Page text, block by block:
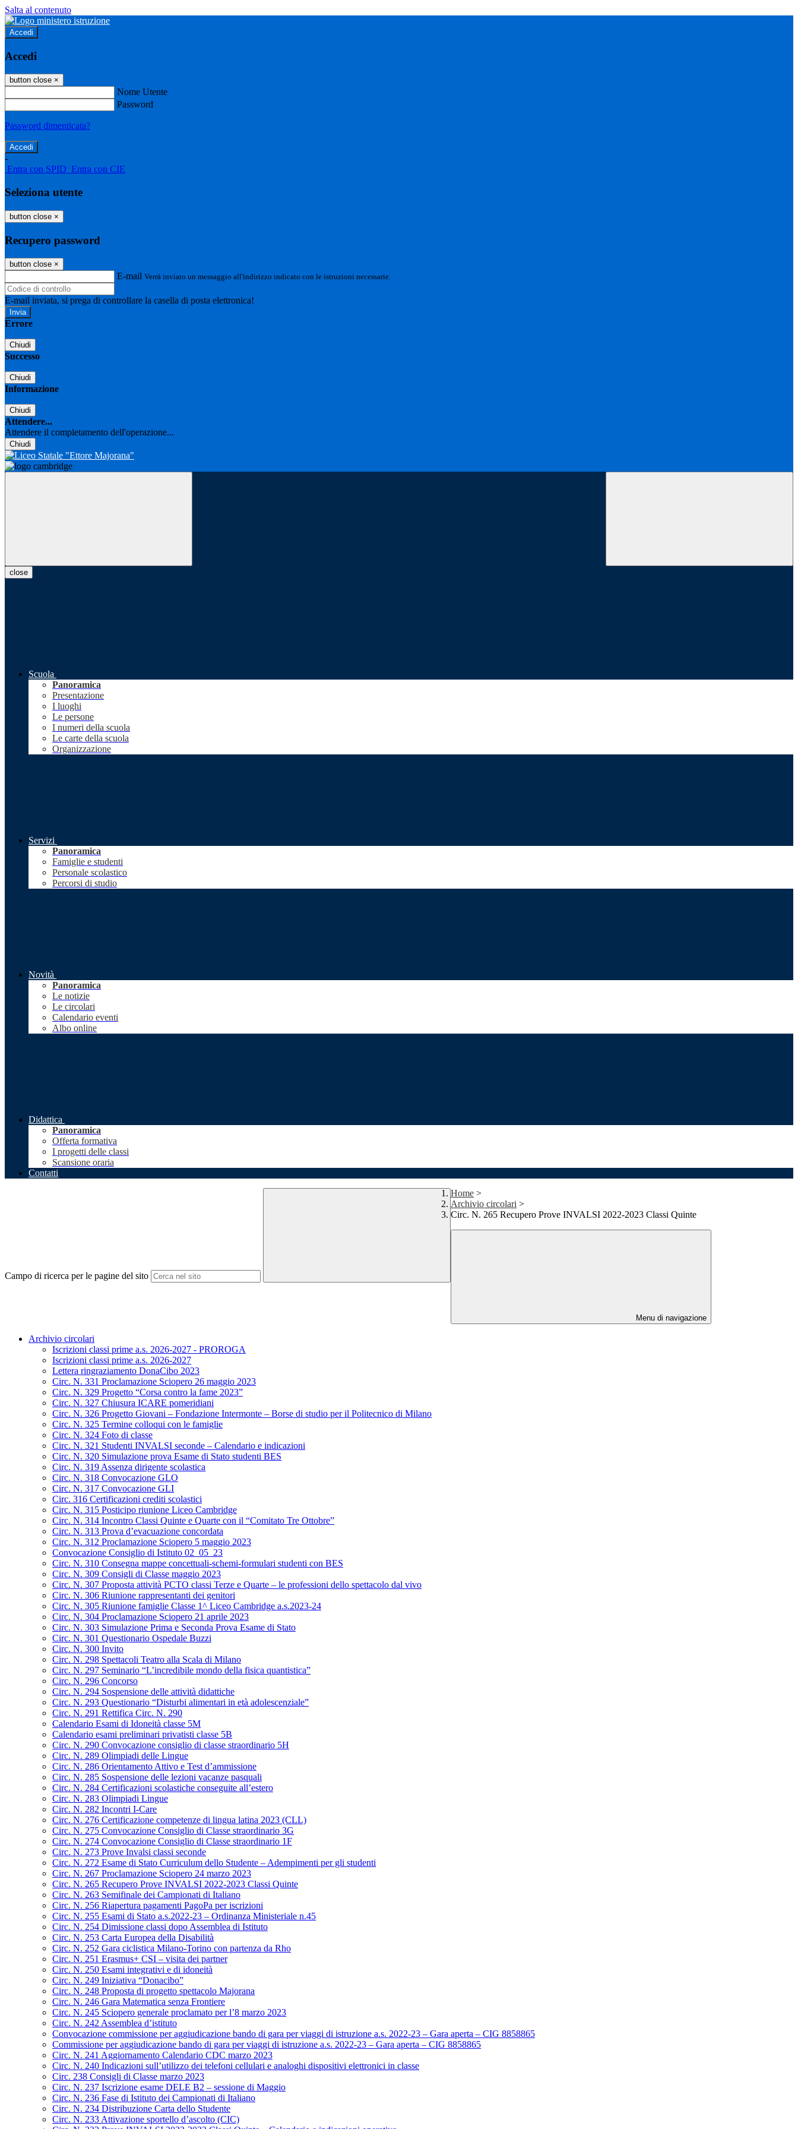
Salta al contenuto
Accedi
Accedi
button close ×
Nome Utente
Password
Password dimenticata?
-
Entra con SPID Entra con CIE
Seleziona utente
button close ×
Recupero password
button close ×
E-mail Verrà inviato un messaggio all'indirizzo indicato con le istruzioni necessarie.
E-mail inviata, si prega di controllare la casella di posta elettronica!
Errore
Chiudi
Successo
Chiudi
Informazione
Chiudi
Attendere...
Attendere il completamento dell'operazione...
Chiudi
close
Scuola
Panoramica
Presentazione
I luoghi
Le persone
I numeri della scuola
Le carte della scuola
Organizzazione
Servizi
Panoramica
Famiglie e studenti
Personale scolastico
Percorsi di studio
Novità
Panoramica
Le notizie
Le circolari
Calendario eventi
Albo online
Didattica
Panoramica
Offerta formativa
I progetti delle classi
Scansione oraria
Contatti
Campo di ricerca per le pagine del sito
Home >
Archivio circolari >
Circ. N. 265 Recupero Prove INVALSI 2022-2023 Classi Quinte
Menu di navigazione
Archivio circolari
Iscrizioni classi prime a.s. 2026-2027 - PROROGA
Iscrizioni classi prime a.s. 2026-2027
Lettera ringraziamento DonaCibo 2023
Circ. N. 331 Proclamazione Sciopero 26 maggio 2023
Circ. N. 329 Progetto “Corsa contro la fame 2023”
Circ. N. 327 Chiusura ICARE pomeridiani
Circ. N. 326 Progetto Giovani – Fondazione Intermonte – Borse di studio per il Politecnico di Milano
Circ. N. 325 Termine colloqui con le famiglie
Circ. N. 324 Foto di classe
Circ. N. 321 Studenti INVALSI seconde – Calendario e indicazioni
Circ. N. 320 Simulazione prova Esame di Stato studenti BES
Circ. N. 319 Assenza dirigente scolastica
Circ. N. 318 Convocazione GLO
Circ. N. 317 Convocazione GLI
Circ. 316 Certificazioni crediti scolastici
Circ. N. 315 Posticipo riunione Liceo Cambridge
Circ. N. 314 Incontro Classi Quinte e Quarte con il “Comitato Tre Ottobre”
Circ. N. 313 Prova d’evacuazione concordata
Circ. N. 312 Proclamazione Sciopero 5 maggio 2023
Convocazione Consiglio di Istituto 02_05_23
Circ. N. 310 Consegna mappe concettuali-schemi-formulari studenti con BES
Circ. N. 309 Consigli di Classe maggio 2023
Circ. N. 307 Proposta attività PCTO classi Terze e Quarte – le professioni dello spettacolo dal vivo
Circ. N. 306 Riunione rappresentanti dei genitori
Circ. N. 305 Riunione famiglie Classe 1^ Liceo Cambridge a.s.2023-24
Circ. N. 304 Proclamazione Sciopero 21 aprile 2023
Circ. N. 303 Simulazione Prima e Seconda Prova Esame di Stato
Circ. N. 301 Questionario Ospedale Buzzi
Circ. N. 300 Invito
Circ. N. 298 Spettacoli Teatro alla Scala di Milano
Circ. N. 297 Seminario “L’incredibile mondo della fisica quantistica”
Circ. N. 296 Concorso
Circ. N. 294 Sospensione delle attività didattiche
Circ. N. 293 Questionario “Disturbi alimentari in età adolescenziale”
Circ. N. 291 Rettifica Circ. N. 290
Calendario Esami di Idoneità classe 5M
Calendario esami preliminari privatisti classe 5B
Circ. N. 290 Convocazione consiglio di classe straordinario 5H
Circ. N. 289 Olimpiadi delle Lingue
Circ. N. 286 Orientamento Attivo e Test d’ammissione
Circ. N. 285 Sospensione delle lezioni vacanze pasquali
Circ. N. 284 Certificazioni scolastiche conseguite all’estero
Circ. N. 283 Olimpiadi Lingue
Circ. N. 282 Incontri I-Care
Circ. N. 276 Certificazione competenze di lingua latina 2023 (CLL)
Circ. N. 275 Convocazione Consiglio di Classe straordinario 3G
Circ. N. 274 Convocazione Consiglio di Classe straordinario 1F
Circ. N. 273 Prove Invalsi classi seconde
Circ. N. 272 Esame di Stato Curriculum dello Studente – Adempimenti per gli studenti
Circ. N. 267 Proclamazione Sciopero 24 marzo 2023
Circ. N. 265 Recupero Prove INVALSI 2022-2023 Classi Quinte
Circ. N. 263 Semifinale dei Campionati di Italiano
Circ. N. 256 Riapertura pagamenti PagoPa per iscrizioni
Circ. N. 255 Esami di Stato a.s.2022-23 – Ordinanza Ministeriale n.45
Circ. N. 254 Dimissione classi dopo Assemblea di Istituto
Circ. N. 253 Carta Europea della Disabilità
Circ. N. 252 Gara ciclistica Milano-Torino con partenza da Rho
Circ. N. 251 Erasmus+ CSI – visita dei partner
Circ. N. 250 Esami integrativi e di idoneità
Circ. N. 249 Iniziativa “Donacibo”
Circ. N. 248 Proposta di progetto spettacolo Majorana
Circ. N. 246 Gara Matematica senza Frontiere
Circ. N. 245 Sciopero generale proclamato per l’8 marzo 2023
Circ. N. 242 Assemblea d’istituto
Convocazione commissione per aggiudicazione bando di gara per viaggi di istruzione a.s. 2022-23 – Gara aperta – CIG 8858865
Commissione per aggiudicazione bando di gara per viaggi di istruzione a.s. 2022-23 – Gara aperta – CIG 8858865
Circ. N. 241 Aggiornamento Calendario CDC marzo 2023
Circ. N. 240 Indicazioni sull’utilizzo dei telefoni cellulari e analoghi dispositivi elettronici in classe
Circ. 238 Consigli di Classe marzo 2023
Circ. N. 237 Iscrizione esame DELE B2 – sessione di Maggio
Circ. N. 236 Fase di Istituto dei Campionati di Italiano
Circ. N. 234 Distribuzione Carta dello Studente
Circ. N. 233 Attivazione sportello d’ascolto (CIC)